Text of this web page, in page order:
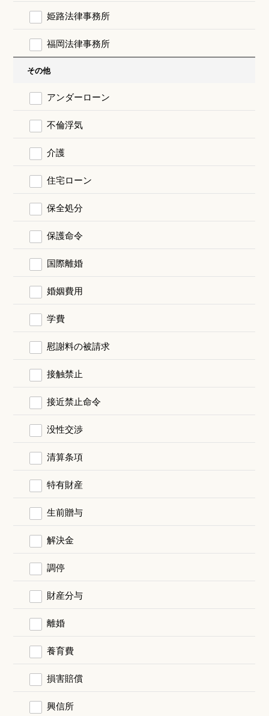
姫路法律事務所
福岡法律事務所
その他
アンダーローン
不倫浮気
介護
住宅ローン
保全処分
保護命令
国際離婚
婚姻費用
学費
慰謝料の被請求
接触禁止
接近禁止命令
没性交渉
清算条項
特有財産
生前贈与
解決金
調停
財産分与
離婚
養育費
損害賠償
興信所